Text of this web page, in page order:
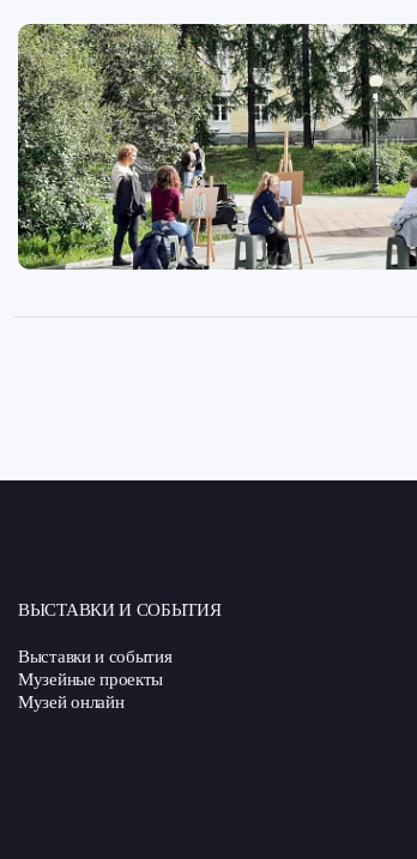
ВЫСТАВКИ И СОБЫТИЯ
Выставки и события
Музейные проекты
Музей онлайн